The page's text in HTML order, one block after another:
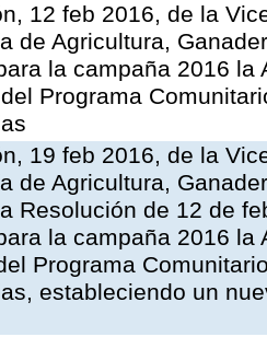
12 feb 2016, de la
de Agricultura,
la campaña 2016
Programa
19 feb 2016, de la
de Agricultura,
Resolución de 12 de
la campaña 2016
Programa
estableciendo un